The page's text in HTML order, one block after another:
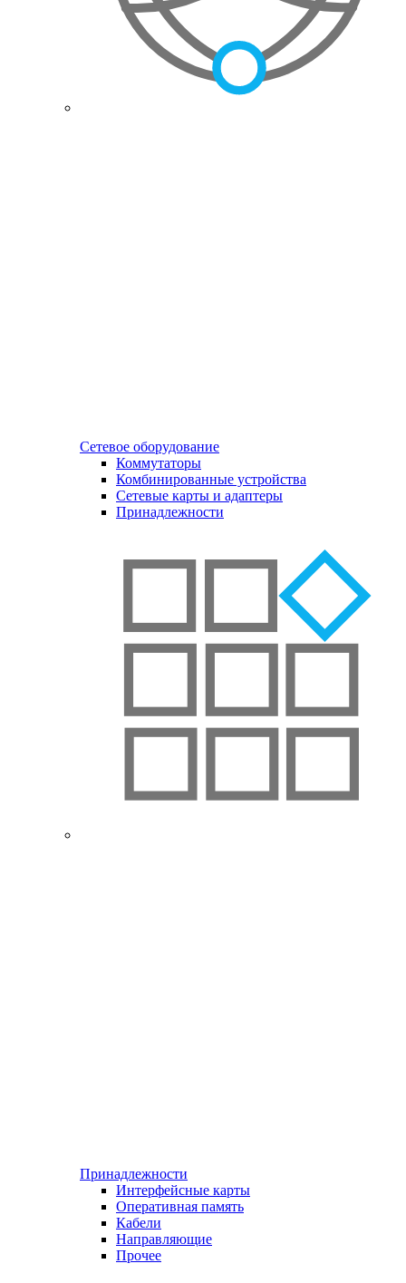
Сетевое оборудование
Коммутаторы
Комбинированные устройства
Сетевые карты и адаптеры
Принадлежности
Принадлежности
Интерфейсные карты
Оперативная память
Кабели
Направляющие
Прочее